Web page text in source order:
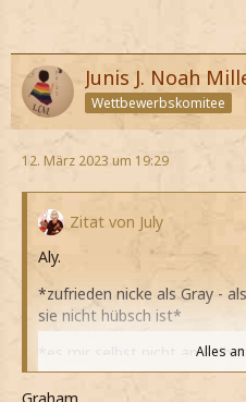
Junis J. Noah
Wettbewerbskomitee
12. März 2023 um 19:29
Zitat von July
Aly.
*zufrieden nicke als Gray -
sie nicht hübsch ist*
*es mir selbst nicht an
entsprechend auch sehr
Alles